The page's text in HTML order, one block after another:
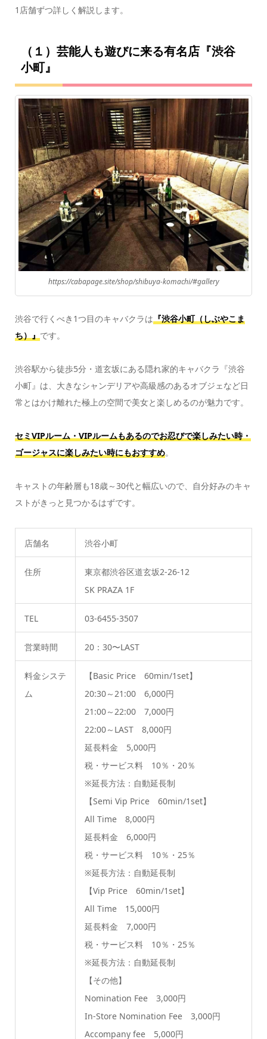
1店舗ずつ詳しく解説します。
（１）芸能人も遊びに来る有名店『渋谷
小町』
https://cabapage.site/shop/shibuya-komachi/#gallery
渋谷で行くべき1つ目のキャバクラは『渋谷小町（しぶやこま
ち）』です。
渋谷駅から徒歩5分・道玄坂にある隠れ家的キャバクラ『渋谷
小町』は、大きなシャンデリアや高級感のあるオブジェなど日
常とはかけ離れた極上の空間で美女と楽しめるのが魅力です。
セミVIPルーム・VIPルームもあるのでお忍びで楽しみたい時・
ゴージャスに楽しみたい時にもおすすめ。
キャストの年齢層も18歳～30代と幅広いので、自分好みのキャ
ストがきっと見つかるはずです。
店舗名 渋谷小町
住所
東京都渋谷区道玄坂2-26-12
SK PRAZA 1F
TEL 03-6455-3507
営業時間 20：30〜LAST
料金システ
ム
【Basic Price 60min/1set】
20:30～21:00 6,000円
21:00～22:00 7,000円
22:00～LAST 8,000円
延長料金 5,000円
税・サービス料 10％・20％
※延長方法：自動延長制
【Semi Vip Price 60min/1set】
All Time 8,000円
延長料金 6,000円
税・サービス料 10％・25％
※延長方法：自動延長制
【Vip Price 60min/1set】
All Time 15,000円
延長料金 7,000円
税・サービス料 10％・25％
※延長方法：自動延長制
【その他】
Nomination Fee 3,000円
In-Store Nomination Fee 3,000円
Accompany fee 5,000円